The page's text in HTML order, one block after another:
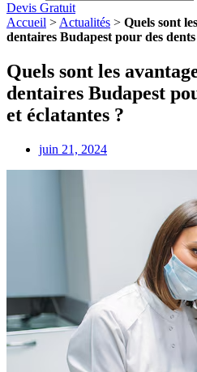
Devis Gratuit
Accueil > Actualités > Quels sont
dentaires Budapest pour des dents
Quels sont les
dentaires Budapest
et éclatantes ?
juin 21, 2024